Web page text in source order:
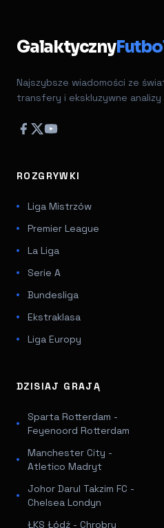
Galaktyczny
Najszybsze wiadomości ze
transfery i ekskluzywne analizy
ROZGRYWKI
Liga Mistrzów
Premier League
La Liga
Serie A
Bundesliga
Ekstraklasa
Liga Europy
DZISIAJ GRAJĄ
Sparta Rotterdam -
Feyenoord Rotterdam
Manchester City -
Atletico Madryt
Johor Darul Takzim FC -
Chelsea Londyn
ŁKS Łódź - Chrobry